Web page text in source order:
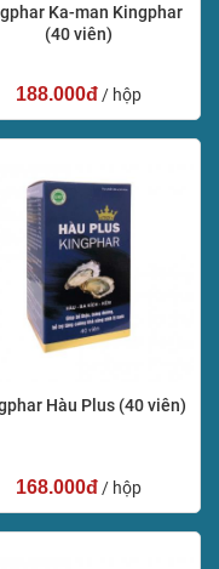
Ka-man Kingphar
(40 viên)
188.000đ / hộp
Hàu Plus (40 viên)
168.000đ / hộp